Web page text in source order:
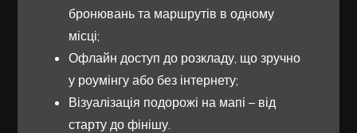
бронювань та маршрутів в одному
місці;
Офлайн доступ до розкладу, що зручно
у роумінгу або без інтернету;
Візуалізація подорожі на мапі – від
старту до фінішу.